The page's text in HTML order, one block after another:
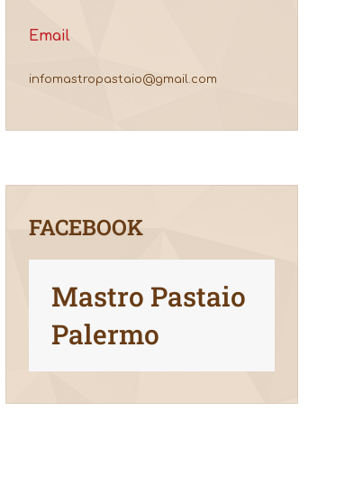
Email
infomastropastaio@gmail.com
FACEBOOK
Mastro Pastaio
Palermo